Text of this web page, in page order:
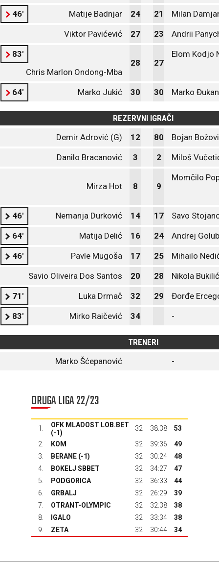
46' Matije Badnjar 24 21 Milan
Viktor Pavićević 27 23 Andrii
83'
Chris Marlon Ondong-Mba
28 27
Elom Kodjo
64' Marko Jukić 30 30 Marko
REZERVNI IGRAČI
Demir Adrović (G)
12 80 Bojan
Danilo Bracanović 3 2 Miloš
Mirza Hot 8 9
Momčilo
46' Nemanja Durković 14 17 Savo
64' Matija Delić 16 24 Andrej Golub
46' Pavle Mugoša 17 25 Mihailo
Savio Oliveira Dos Santos 20 28 Nikola Bukilić
71' Luka Drmač 32 29 Đorđe
83' Mirko Raičević 34 -
TRENERI
Marko Šćepanović
-
DRUGA LIGA 22/23
1.
OFK MLADOST LOB.BET
(-1)
32 38:38
53
2.
KOM 32 39:36
49
3.
BERANE (-1) 32 30:24
48
4.
BOKELJ SBBET 32 34:27
47
5.
PODGORICA 32 36:33
44
6.
GRBALJ 32 26:29
39
7.
OTRANT-OLYMPIC 32 32:38
38
8.
IGALO 32 33:34
38
9.
ZETA 32 30:44 34